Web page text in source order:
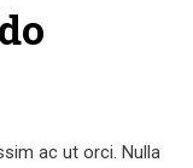
ac ut orci. Nulla